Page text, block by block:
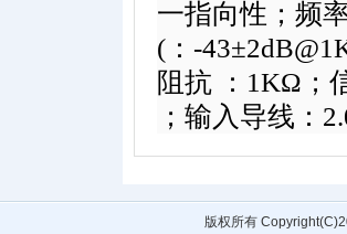
一指向性；频
(：-
阻抗 ：1KΩ；
；输入导线：
版权所有